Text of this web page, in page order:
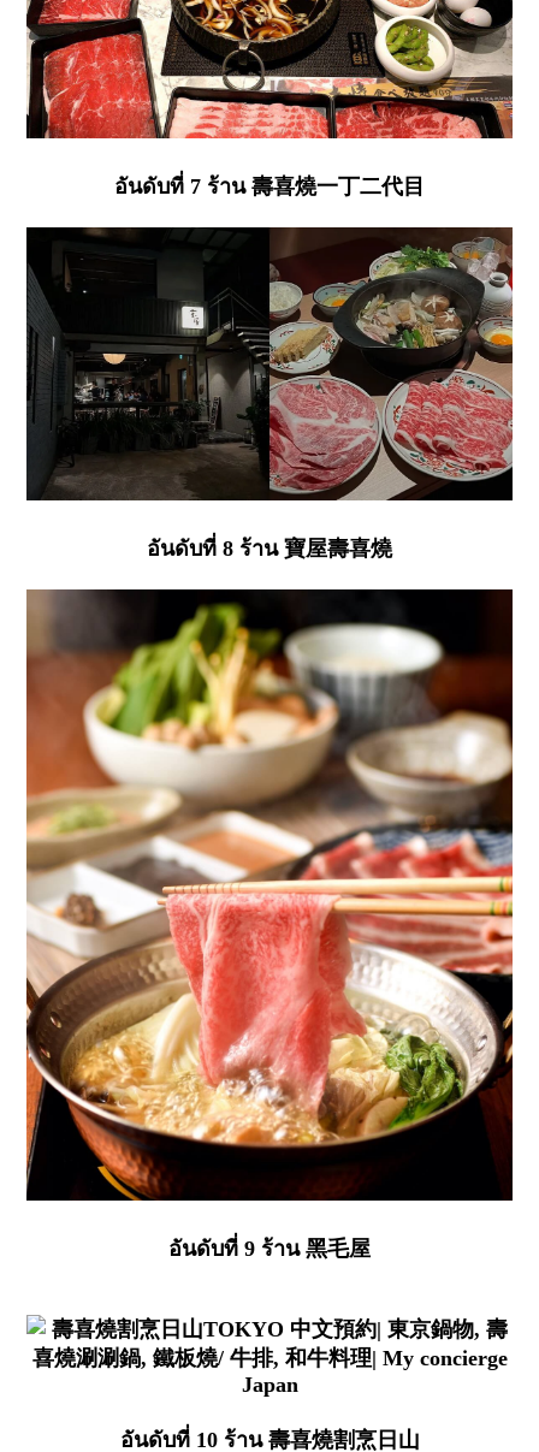
อันดับที่ 7 ร้าน 壽喜燒一丁二代目
อันดับที่ 8 ร้าน 寶屋壽喜燒
อันดับที่ 9 ร้าน 黑毛屋
อันดับที่ 10 ร้าน 壽喜燒割烹日山